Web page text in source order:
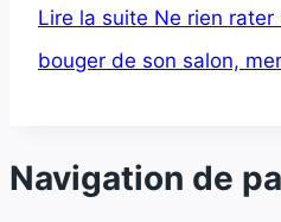
Lire la suite Ne rien rater
bouger de son salon,
Navigation de